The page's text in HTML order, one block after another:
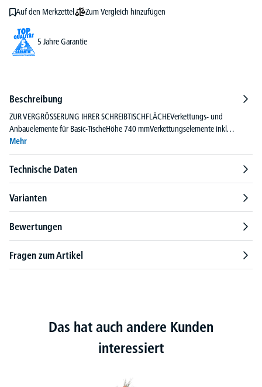
Auf den Merkzettel Zum Vergleich hinzufügen
5 Jahre Garantie
Beschreibung
ZUR VERGRÖSSERUNG IHRER SCHREIBTISCHFLÄCHEVerkettungs- und
Anbauelemente für Basic-TischeHöhe 740 mmVerkettungselemente inkl…
Mehr
Technische Daten
Varianten
Bewertungen
Fragen zum Artikel
Das hat auch andere Kunden
interessiert